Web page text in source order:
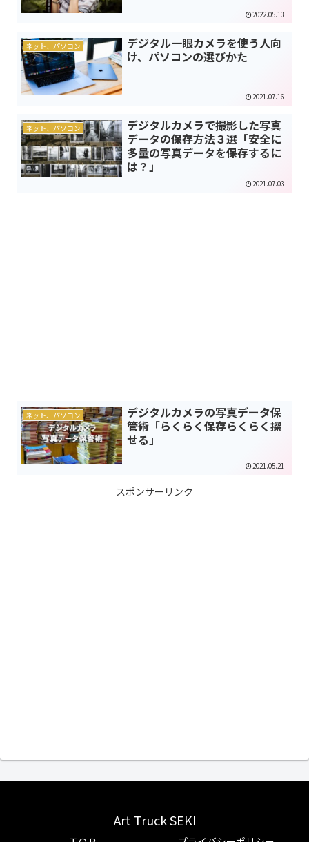
2022.05.13
ネット、パソコン
デジタル一眼カメラを使う人向
け、パソコンの選びかた
2021.07.16
ネット、パソコン
デジタルカメラで撮影した写真
データの保存方法３選「安全に
多量の写真データを保存するに
は？」
2021.07.03
ネット、パソコン
デジタルカメラの写真データ保
管術「らくらく保存らくらく探
せる」
2021.05.21
スポンサーリンク
Art Truck SEKI